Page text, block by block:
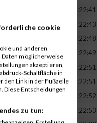
00:22:41
GER
00:22:43
00:22:48
GER
00:22:49
GER
00:22:51
GER
00:22:51
00:22:52
GER
00:22:53
cookie
und anderen
möglicherweise
akzeptieren,
Schaltfläche in
den Link in der Fußzeile
Diese Entscheidungen
zu tun: